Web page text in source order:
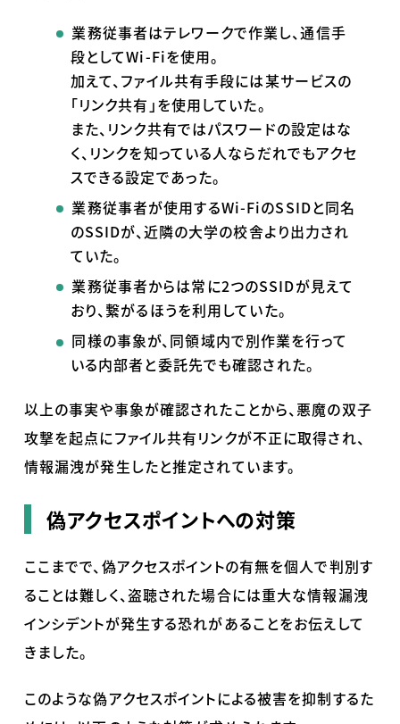
業務従事者はテレワークで作業し、通信手
段としてWi-Fiを使用。
加えて、ファイル共有手段には某サービスの
「リンク共有」を使用していた。
また、リンク共有ではパスワードの設定はな
く、リンクを知っている人ならだれでもアクセ
スできる設定であった。
業務従事者が使用するWi-FiのSSIDと同名
のSSIDが、近隣の大学の校舎より出力され
ていた。
業務従事者からは常に2つのSSIDが見えて
おり、繋がるほうを利用していた。
同様の事象が、同領域内で別作業を行って
いる内部者と委託先でも確認された。
以上の事実や事象が確認されたことから、悪魔の双子
攻撃を起点にファイル共有リンクが不正に取得され、
情報漏洩が発生したと推定されています。
偽アクセスポイントへの対策
ここまでで、偽アクセスポイントの有無を個人で判別す
ることは難しく、盗聴された場合には重大な情報漏洩
インシデントが発生する恐れがあることをお伝えして
きました。
このような偽アクセスポイントによる被害を抑制するた